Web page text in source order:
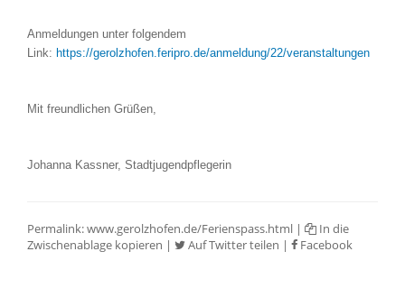
Anmeldungen unter folgendem
Link: https://gerolzhofen.feripro.de/anmeldung/22/veranstaltungen
Mit freundlichen Grüßen,
Johanna Kassner, Stadtjugendpflegerin
Permalink:www.gerolzhofen.de/Ferienspass.html |
In die
Zwischenablage kopieren | Auf Twitter teilen | Facebook